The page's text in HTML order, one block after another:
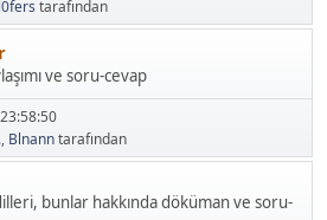
ve soru-cevap
,Blnanntarafından
bunlar hakkında döküman ve soru-